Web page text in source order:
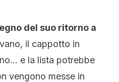
del suo ritorno a
il cappotto in
e la lista potrebbe
vengono messe in